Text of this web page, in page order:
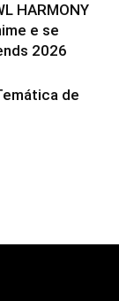
HARMONY
e se
2026
de